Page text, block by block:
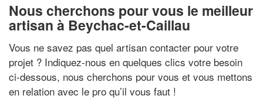
Nous cherchons pour vous le meilleur
artisan à Beychac-et-Caillau
Vous ne savez pas quel artisan contacter pour votre
projet ? Indiquez-nous en quelques clics votre besoin
ci-dessous, nous cherchons pour vous et vous mettons
en relation avec le pro qu’il vous faut !